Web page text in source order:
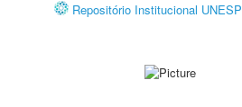
Repositório Institucional UNESP